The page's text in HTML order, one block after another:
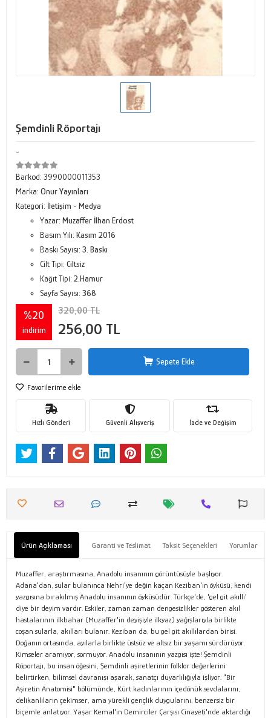
Şemdinli Röportajı
-
Barkod: 3990000011353
Marka: Onur Yayınları
Kategori: İletişim - Medya
Yazar: Muzaffer İlhan Erdost
Basım Yılı: Kasım 2016
Baskı Sayısı: 3. Baskı
Cilt Tipi: Ciltsiz
Kağıt Tipi: 2.Hamur
Sayfa Sayısı: 368
%20
indirim
320,00 TL
256,00 TL
Sepete Ekle
Favorilerime ekle
Hızlı Gönderi Güvenli Alışveriş İade ve Değişim
Ürün Açıklaması Garanti ve Teslimat Taksit Seçenekleri Yorumlar
Muzaffer, araştırmasına, Anadolu insanının görüntüsüyle başlıyor.
Adana'dan, sular bulanınca Nehri'ye değin kaçan Keziban'ın öyküsü, kendi
yazgısına bırakılmış Anadolu insanının öyküsüdür. Türkçe'de, 'gel git akıllı'
diye bir deyim vardır. Eskiler, zaman zaman dengesizlikler gösteren akıl
hastalarının ilkbahar (Muzaffer'in deyişiyle ilkyaz) yağışlarıyla birlikte
coşan sularla, akılları bulanır. Keziban da, bu gel git akıllılardan birisi.
Doğanın ortasında, ayılarla birlikte üstsüz ve altsız bir yaşamı sürdürüyor.
Kimseler aramıyor, sormuyor. Anadolu insanının yazgısı işte! Şemdinli
Röportajı, bu insan öğesini, Şemdinli aşiretlerinin folklor değerlerini
belirtirken, bilimsel davranışı aşarak, sanatçı duyarlılığıyla işliyor. "Bir
Aşiretin Anatomisi" bölümünde, Kürt kadınlarının içedönük sevdalarını,
delikanlıların çekimser, ama yürekli gençlik duygularını, benzersiz bir
biçemle anlatıyor. Yaşar Kemal'in Demirciler Çarşısı Cinayeti'nde aktardığı